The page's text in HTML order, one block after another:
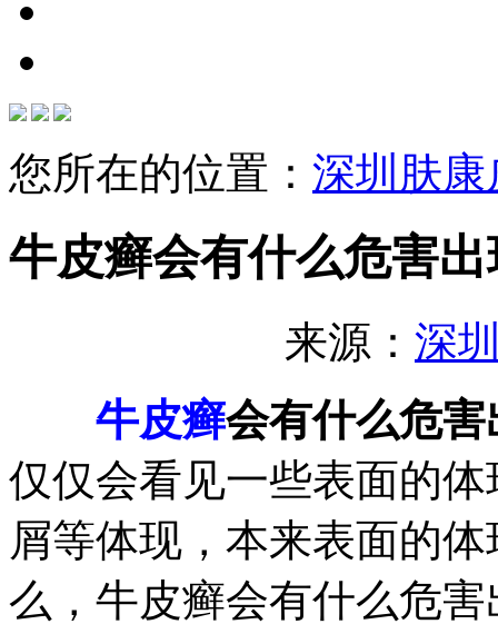
您所在的位置： 深圳肤
牛皮癣会有什么危害出
来源： 深
牛皮癣会有什么危害
仅仅会看见一些表面的
屑等体现，本来表面的
么，牛皮癣会有什么危害